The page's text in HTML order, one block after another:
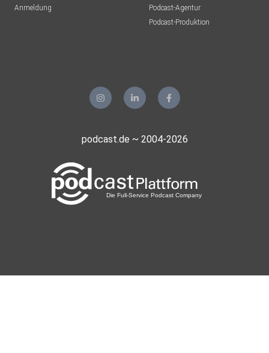
Anmeldung
Podcast-Agentur
Podcast-Produktion
podcast.de ~ 2004-2026